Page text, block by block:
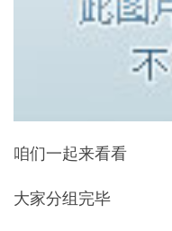
咱们一起来看看
大家分组完毕